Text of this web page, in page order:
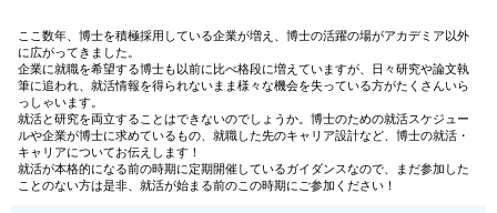
ここ数年、博士を積極採用している企業が増え、博士の活躍の場がアカデミア以外
に広がってきました。
企業に就職を希望する博士も以前に比べ格段に増えていますが、日々研究や論文執
筆に追われ、就活情報を得られないまま様々な機会を失っている方がたくさんいら
っしゃいます。
就活と研究を両立することはできないのでしょうか。博士のための就活スケジュー
ルや企業が博士に求めているもの、就職した先のキャリア設計など、博士の就活・
キャリアについてお伝えします！
就活が本格的になる前の時期に定期開催しているガイダンスなので、まだ参加した
ことのない方は是非、就活が始まる前のこの時期にご参加ください！